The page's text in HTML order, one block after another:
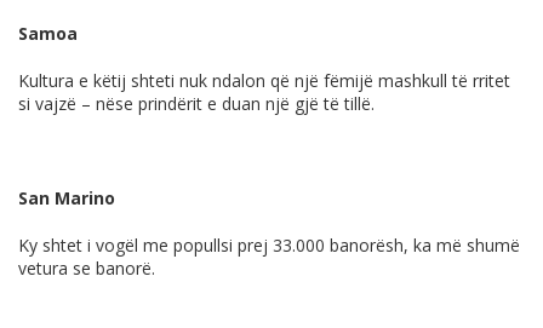
Samoa
Kultura e këtij shteti nuk ndalon që një fëmijë mashkull të rritet
si vajzë – nëse prindërit e duan një gjë të tillë.
San Marino
Ky shtet i vogël me popullsi prej 33.000 banorësh, ka më shumë
vetura se banorë.